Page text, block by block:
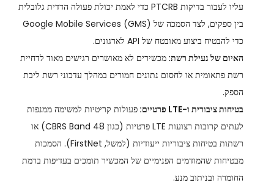
עליו לעבור בדיקות PTCRB כדי לאמת יכולת פעולה הדדית גלובלית
בין ספקים, לצד הסמכה של Google Mobile Services (GMS)
כדי להבטיח ביצוע מאובטח של API לארגונים.
האיום של נעילת רשת: מכשירים לא מאושרים רגישים מאוד לדחיית
רשת פתאומית או לחסום נתונים חמורים במהלך עדכוני רשת ליבת
הספק.
בטיחות ציבורית ו-LTE פרטיים:
פעולות קריטיות למשימה ממנפות
לעתים קרובות רצועות LTE פרטיות (כגון CBRS Band 48) או
רשתות בטיחות ציבוריות ייעודיות (למשל, FirstNet). הסמכות
מבטיחות שהמודמים הפנימיים של המכשיר תומכים בעדיפות ברמת
החומרה ובניתוב מנע.